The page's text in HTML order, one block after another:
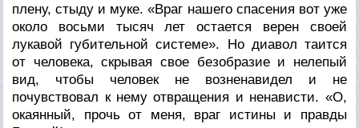
плену, стыду и муке. «Враг нашего спасения вот уже
около восьми тысяч лет остается верен своей
лукавой губительной системе». Но диавол таится
от человека, скрывая свое безобразие и нелепый
вид, чтобы человек не возненавидел и не
почувствовал к нему отвращения и ненависти. «О,
окаянный, прочь от меня, враг истины и правды